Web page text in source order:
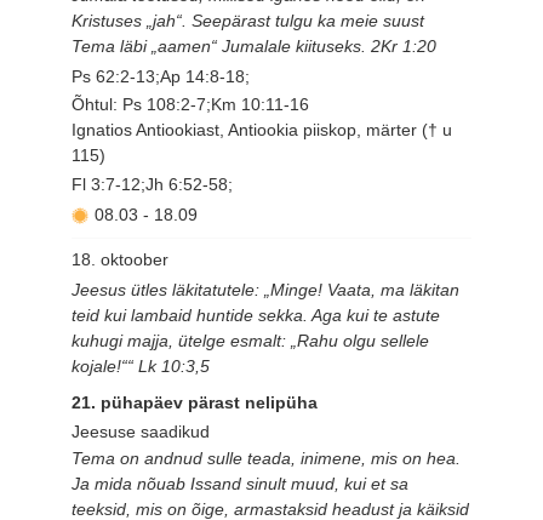
Kristuses „jah“. Seepärast tulgu ka meie suust
Tema läbi „aamen“ Jumalale kiituseks. 2Kr 1:20
Ps 62:2-13;Ap 14:8-18;
Õhtul: Ps 108:2-7;Km 10:11-16
Ignatios Antiookiast, Antiookia piiskop, märter († u
115)
Fl 3:7-12;Jh 6:52-58;
08.03 - 18.09
18. oktoober
Jeesus ütles läkitatutele: „Minge! Vaata, ma läkitan
teid kui lambaid huntide sekka. Aga kui te astute
kuhugi majja, ütelge esmalt: „Rahu olgu sellele
kojale!““ Lk 10:3,5
21. pühapäev pärast nelipüha
Jeesuse saadikud
Tema on andnud sulle teada, inimene, mis on hea.
Ja mida nõuab Issand sinult muud, kui et sa
teeksid, mis on õige, armastaksid headust ja käiksid